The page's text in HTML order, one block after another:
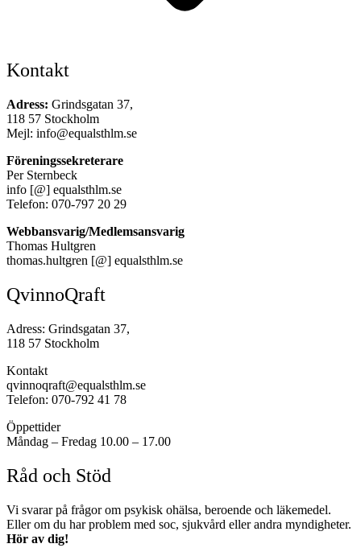
Kontakt
Adress: Grindsgatan 37,
118 57 Stockholm
Mejl: info@equalsthlm.se
Föreningssekreterare
Per Sternbeck
info [@] equalsthlm.se
Telefon: 070-797 20 29
Webbansvarig/Medlemsansvarig
Thomas Hultgren
thomas.hultgren [@] equalsthlm.se
QvinnoQraft
Adress: Grindsgatan 37,
118 57 Stockholm
Kontakt
qvinnoqraft@equalsthlm.se
Telefon: 070-792 41 78
Öppettider
Måndag – Fredag 10.00 – 17.00
Råd och Stöd
Vi svarar på frågor om psykisk ohälsa, beroende och läkemedel.
Eller om du har problem med soc, sjukvård eller andra myndigheter.
Hör av dig!